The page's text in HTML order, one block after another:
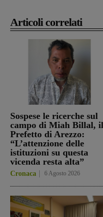
Articoli correlati
Sospese le ricerche sul
campo di Miah Billal, il
Prefetto di Arezzo:
“L’attenzione delle
istituzioni su questa
vicenda resta alta”
Cronaca 6 Agosto 2026